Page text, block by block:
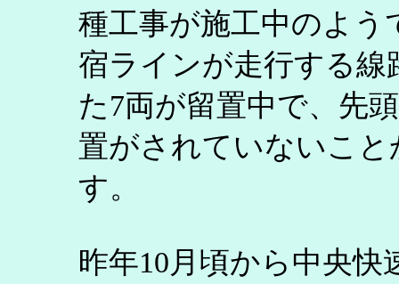
種工事が施工中のよう
宿ラインが走行する線
た7両が留置中で、先
置がされていないこ
す。
昨年10月頃から中央